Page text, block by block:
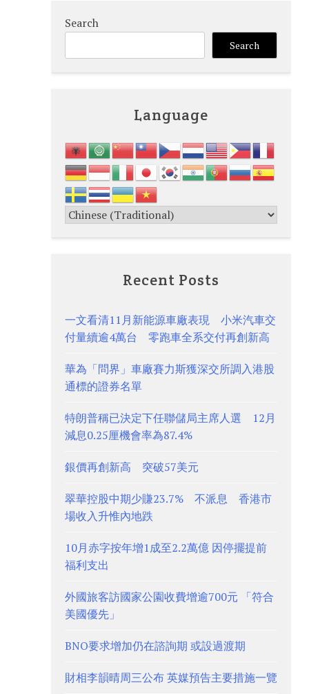
Search
Search
Language
Recent Posts
一文看清11月新能源車廠表現 小米汽車交
付量續逾4萬台 零跑車全系交付再創新高
華為「問界」車廠賽力斯獲深交所調入港股
通標的證券名單
特朗普稱已決定下任聯儲局主席人選 12月
減息0.25厘機會率為87.4%
銀價再創新高 突破57美元
翠華控股中期少賺23.7% 不派息 香港市
場收入升惟內地跌
10月赤字按年增1成至2.2萬億 因停擺提前
福利支出
外國旅客訪國家公園收費增逾700元 「符合
美國優先」
BNO要求增加仍在諮詢期 或設過渡期
財相李韻晴周三公布 英媒預告主要措施一覽